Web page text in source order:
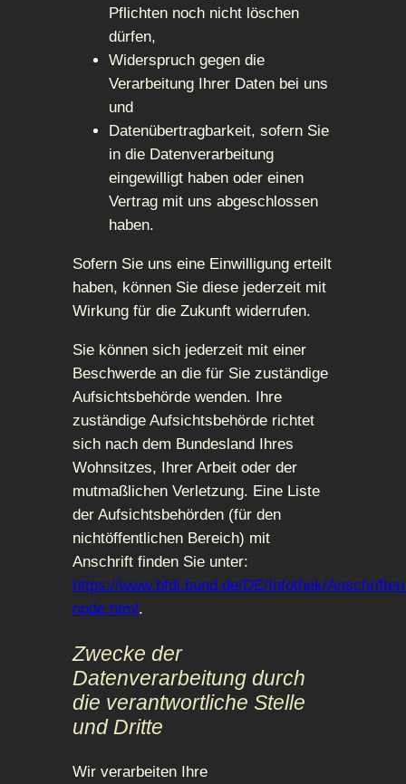
Pflichten noch nicht löschen
dürfen,
Widerspruch gegen die
Verarbeitung Ihrer Daten bei uns
und
Datenübertragbarkeit, sofern Sie
in die Datenverarbeitung
eingewilligt haben oder einen
Vertrag mit uns abgeschlossen
haben.
Sofern Sie uns eine Einwilligung erteilt
haben, können Sie diese jederzeit mit
Wirkung für die Zukunft widerrufen.
Sie können sich jederzeit mit einer
Beschwerde an die für Sie zuständige
Aufsichtsbehörde wenden. Ihre
zuständige Aufsichtsbehörde richtet
sich nach dem Bundesland Ihres
Wohnsitzes, Ihrer Arbeit oder der
mutmaßlichen Verletzung. Eine Liste
der Aufsichtsbehörden (für den
nichtöffentlichen Bereich) mit
Anschrift finden Sie unter:
https://www.bfdi.bund.de/DE/Infothek/
node.html.
Zwecke der
Datenverarbeitung durch
die verantwortliche Stelle
und Dritte
Wir verarbeiten Ihre